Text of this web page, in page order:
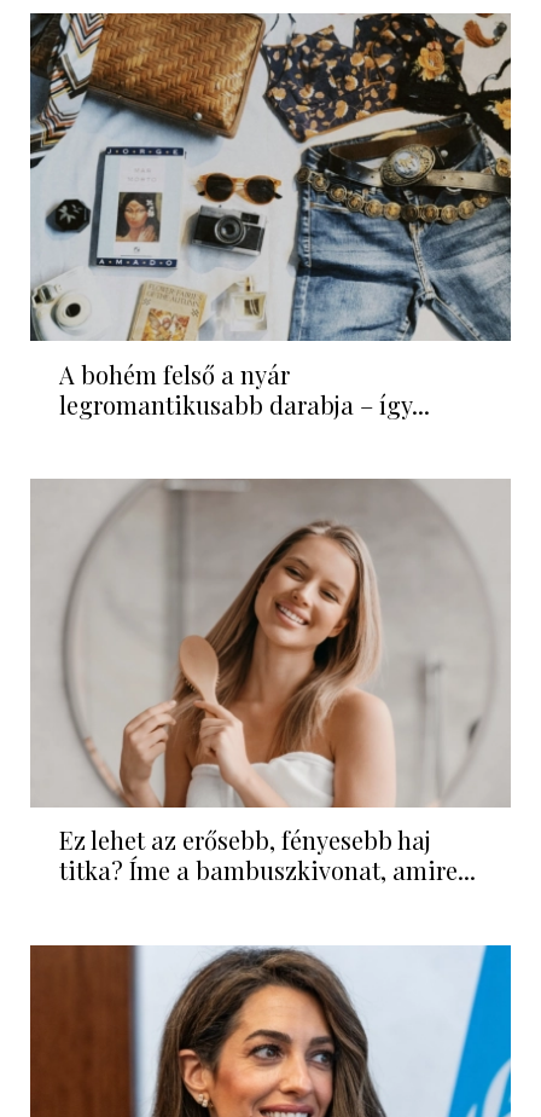
A bohém felső a nyár
legromantikusabb darabja – így...
Ez lehet az erősebb, fényesebb haj
titka? Íme a bambuszkivonat, amire...